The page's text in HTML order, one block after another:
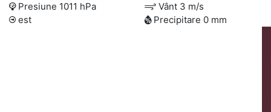
Presiune 1011 hPa
Vânt 3 m/s
est
Precipitare 0 mm